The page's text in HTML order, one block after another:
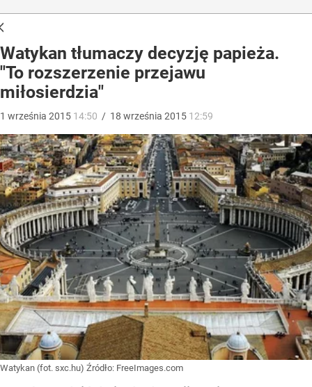
Watykan tłumaczy decyzję papieża.
"To rozszerzenie przejawu
miłosierdzia"
1 września 2015 14:50 / 18 września 2015 12:59
Watykan (fot. sxc.hu) Źródło: FreeImages.com